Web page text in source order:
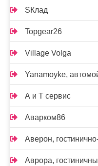
SКлад
Topgear26
Village Volga
Yanamoyke,
А и Т сервис
Аварком86
Аверон,
Аврора,